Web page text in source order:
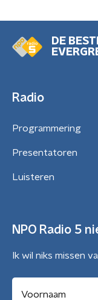
DE
Radio
Programmering
Presentatoren
Luisteren
NPO Radio 5
Ik wil niks missen